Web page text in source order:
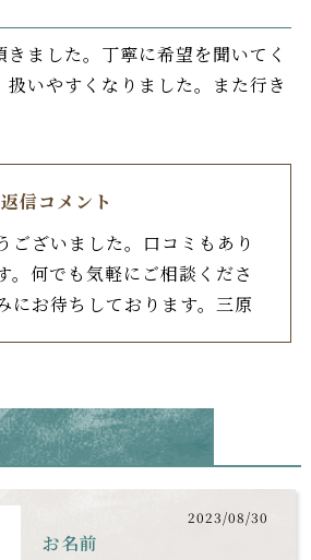
ました。丁寧に希望を聞いてく
いやすくなりました。また行き
信コメント
ございました。口コミもあり
。何でも気軽にご相談くださ
お待ちしております。三原
2023/08/30
お名前